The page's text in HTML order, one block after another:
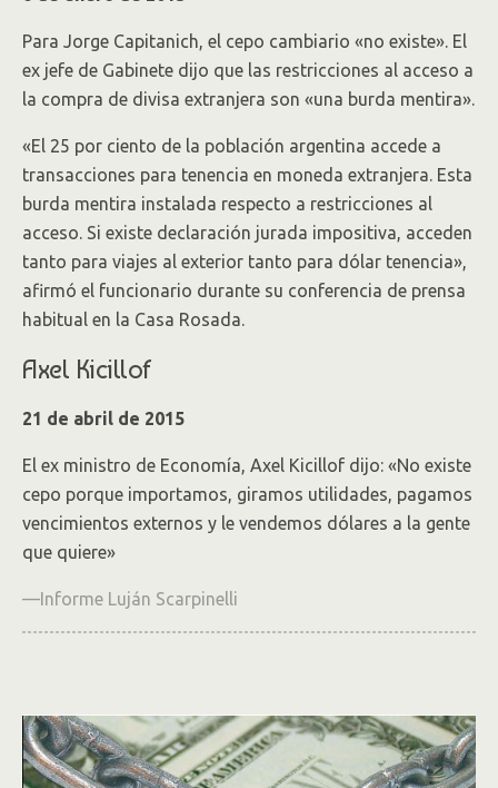
Para Jorge Capitanich, el cepo cambiario «no existe». El
ex jefe de Gabinete dijo que las restricciones al acceso a
la compra de divisa extranjera son «una burda mentira».
«El 25 por ciento de la población argentina accede a
transacciones para tenencia en moneda extranjera. Esta
burda mentira instalada respecto a restricciones al
acceso. Si existe declaración jurada impositiva, acceden
tanto para viajes al exterior tanto para dólar tenencia»,
afirmó el funcionario durante su conferencia de prensa
habitual en la Casa Rosada.
Axel Kicillof
21 de abril de 2015
El ex ministro de Economía, Axel Kicillof dijo: «No existe
cepo porque importamos, giramos utilidades, pagamos
vencimientos externos y le vendemos dólares a la gente
que quiere»
—Informe Luján Scarpinelli